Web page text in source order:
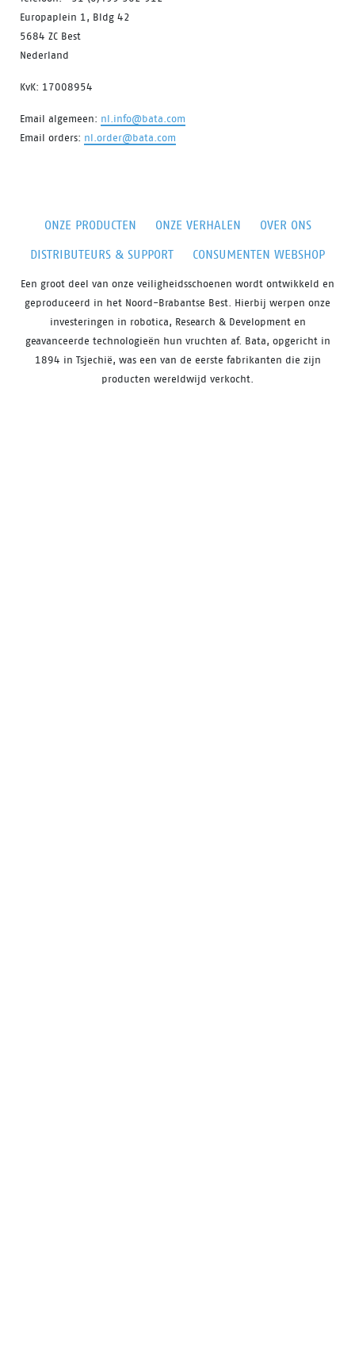
Europaplein 1, Bldg 42
5684 ZC Best
Nederland
KvK: 17008954
Email algemeen: nl.info@bata.com
Email orders: nl.order@bata.com
ONZE PRODUCTEN ONZE VERHALEN
OVER ONS
DISTRIBUTEURS & SUPPORT
CONSUMENTEN WEBSHOP
Een groot deel van onze veiligheidsschoenen wordt ontwikkeld en
geproduceerd in het Noord-Brabantse Best. Hierbij werpen onze
investeringen in robotica, Research & Development en
geavanceerde technologieën hun vruchten af. Bata, opgericht in
1894 in Tsjechië, was een van de eerste fabrikanten die zijn
producten wereldwijd verkocht.